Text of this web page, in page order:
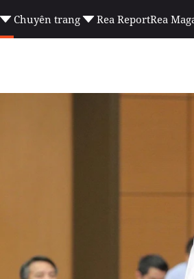
Chuyên trang Rea ReportRea